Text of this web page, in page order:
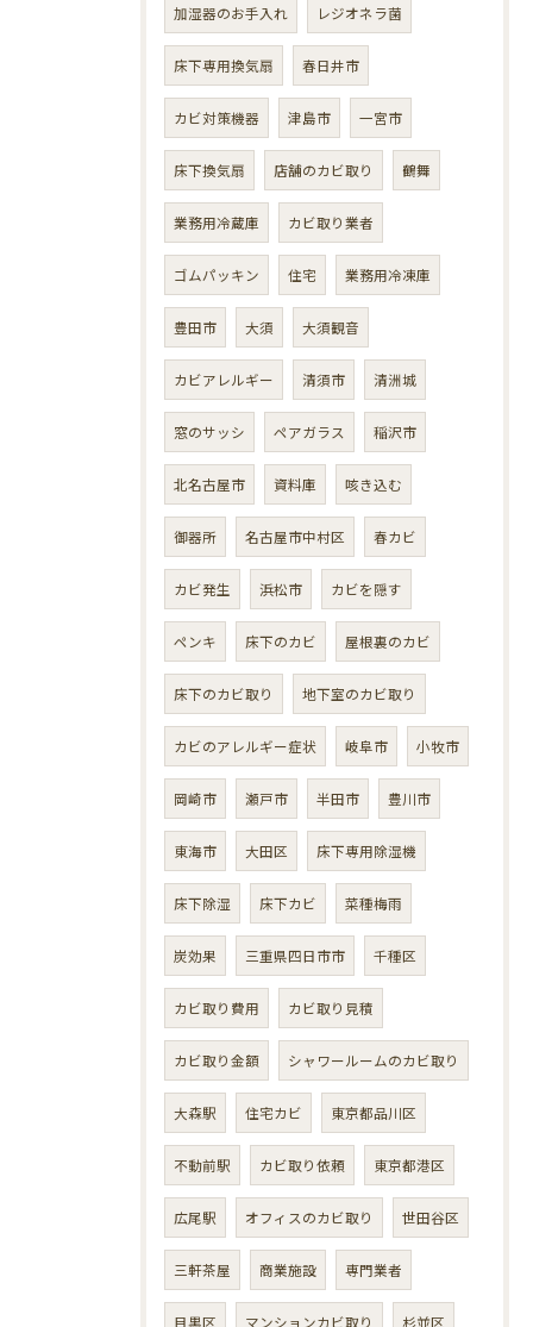
加湿器のお手入れ レジオネラ菌
床下専用換気扇 春日井市
カビ対策機器 津島市 一宮市
床下換気扇 店舗のカビ取り 鶴舞
業務用冷蔵庫 カビ取り業者
ゴムパッキン 住宅 業務用冷凍庫
豊田市 大須 大須観音
カビアレルギー 清須市 清洲城
窓のサッシ ペアガラス 稲沢市
北名古屋市 資料庫 咳き込む
御器所 名古屋市中村区 春カビ
カビ発生 浜松市 カビを隠す
ペンキ 床下のカビ 屋根裏のカビ
床下のカビ取り 地下室のカビ取り
カビのアレルギー症状 岐阜市 小牧市
岡崎市 瀬戸市 半田市 豊川市
東海市 大田区 床下専用除湿機
床下除湿 床下カビ 菜種梅雨
炭効果 三重県四日市市 千種区
カビ取り費用 カビ取り見積
カビ取り金額 シャワールームのカビ取り
大森駅 住宅カビ 東京都品川区
不動前駅 カビ取り依頼 東京都港区
広尾駅 オフィスのカビ取り 世田谷区
三軒茶屋 商業施設 専門業者
目黒区 マンションカビ取り 杉並区